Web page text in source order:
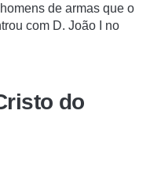
de armas que o
com D. João I no
do